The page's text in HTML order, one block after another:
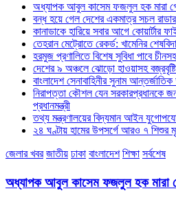
অধ্যাপক আবুল কাসেম ফজলুল হক মারা
বন্ধ হয়ে গেল দেশের একমাত্র সচল রাডার
কানাডাকে হারিয়ে সবার আগে কোয়ার্টার
তেহরান মেট্রোতে রেকর্ড: খামেনির
হরমুজ প্রণালিতে বিশেষ সুবিধা পাবে
দেশের ৯ অঞ্চলে ঝোড়ো হাওয়াসহ
বাংলাদেশ সেনাবাহিনীর সুনাম আন্তর্জাতিক
নিরাপত্তা কৌশল যেন সরকারপ্রধানকে
প্রধানমন্ত্রী
তথ্য মন্ত্রণালয়ের বিদ্যমান আইন
২৪ ঘণ্টায় হামের উপসর্গে আরও ৭ শিশুর
জেলার খবর জাতীয় ঢাকা বাংলাদেশ শিক্ষা সর্বশেষ
অধ্যাপক আবুল কাসেম ফজলুল হক মারা